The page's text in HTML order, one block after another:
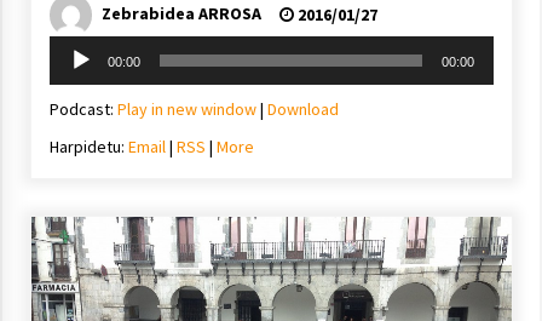
Zebrabidea ARROSA
2016/01/27
Soinu
erreproduzigailua
00:00 00:00
Podcast: Play in new window| Download
Harpidetu: Email| RSS | More